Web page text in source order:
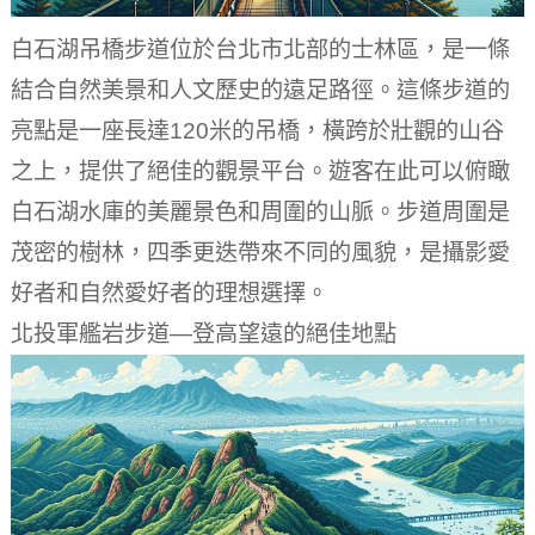
白石湖吊橋步道位於台北市北部的士林區，是一條
結合自然美景和人文歷史的遠足路徑。這條步道的
亮點是一座長達120米的吊橋，橫跨於壯觀的山谷
之上，提供了絕佳的觀景平台。遊客在此可以俯瞰
白石湖水庫的美麗景色和周圍的山脈。步道周圍是
茂密的樹林，四季更迭帶來不同的風貌，是攝影愛
好者和自然愛好者的理想選擇。
北投軍艦岩步道—登高望遠的絕佳地點